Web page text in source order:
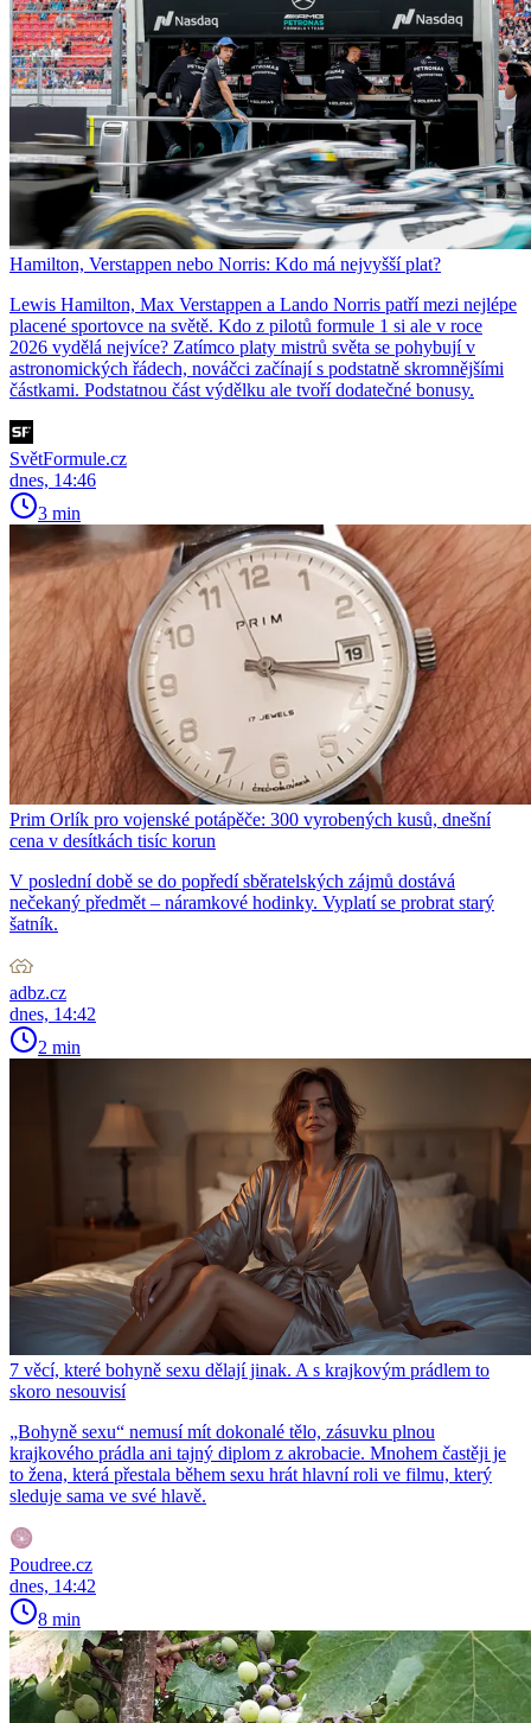
Hamilton, Verstappen nebo Norris: Kdo má nejvyšší plat?
Lewis Hamilton, Max Verstappen a Lando Norris patří mezi nejlépe
placené sportovce na světě. Kdo z pilotů formule 1 si ale v roce
2026 vydělá nejvíce? Zatímco platy mistrů světa se pohybují v
astronomických řádech, nováčci začínají s podstatně skromnějšími
částkami. Podstatnou část výdělku ale tvoří dodatečné bonusy.
SvětFormule.cz
dnes, 14:46
3 min
Prim Orlík pro vojenské potápěče: 300 vyrobených kusů, dnešní
cena v desítkách tisíc korun
V poslední době se do popředí sběratelských zájmů dostává
nečekaný předmět – náramkové hodinky. Vyplatí se probrat starý
šatník.
adbz.cz
dnes, 14:42
2 min
7 věcí, které bohyně sexu dělají jinak. A s krajkovým prádlem to
skoro nesouvisí
„Bohyně sexu“ nemusí mít dokonalé tělo, zásuvku plnou
krajkového prádla ani tajný diplom z akrobacie. Mnohem častěji je
to žena, která přestala během sexu hrát hlavní roli ve filmu, který
sleduje sama ve své hlavě.
Poudree.cz
dnes, 14:42
8 min